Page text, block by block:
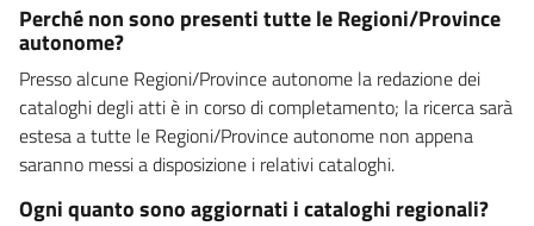
Perché non sono presenti tutte le Regioni/Province
autonome?
Presso alcune Regioni/Province autonome la redazione dei
cataloghi degli atti è in corso di completamento; la ricerca sarà
estesa a tutte le Regioni/Province autonome non appena
saranno messi a disposizione i relativi cataloghi.
Ogni quanto sono aggiornati i cataloghi regionali?